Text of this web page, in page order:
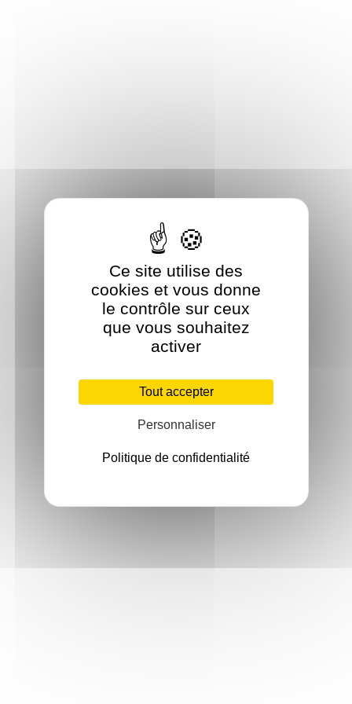
Ce site utilise des
cookies et vous donne
le contrôle sur ceux
que vous souhaitez
activer
Tout accepter
Personnaliser
Politique de confidentialité